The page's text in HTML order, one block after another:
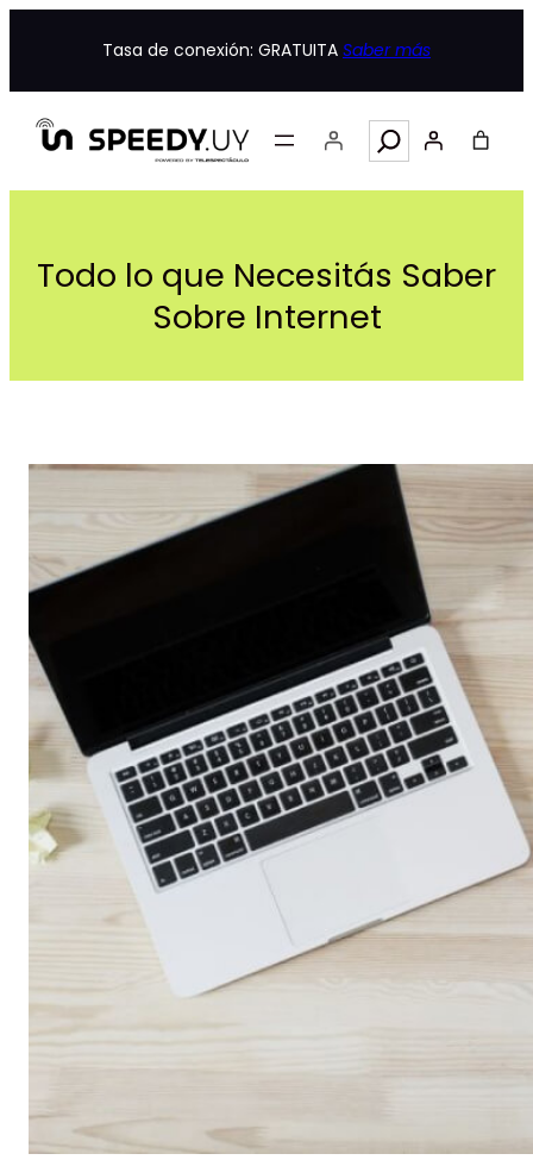
Tasa de conexión: GRATUITA Saber más
Search
Todo lo que Necesitás Saber
Sobre Internet